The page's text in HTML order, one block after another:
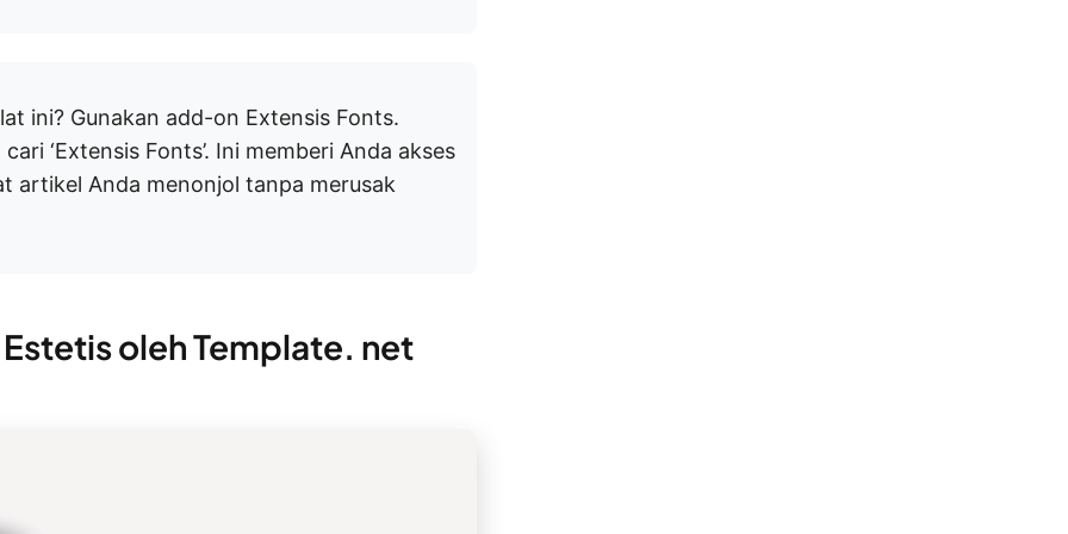
ini? Gunakan add-on Extensis Fonts.
‘Extensis Fonts’. Ini memberi Anda akses
artikel Anda menonjol tanpa merusak
oleh Template. net